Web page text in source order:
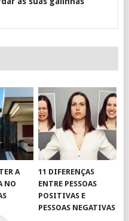
A
NO
11 DIFERENÇAS
ENTRE PESSOAS
POSITIVAS E
PESSOAS NEGATIVAS